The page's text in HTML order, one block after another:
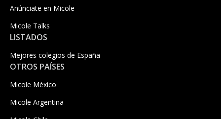
Anúnciate en Micole
Micole Talks
LISTADOS
Mejores colegios de España
OTROS PAÍSES
Micole México
Micole Argentina